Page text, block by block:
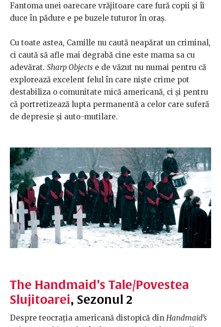
Fantoma unei oarecare vrăjitoare care fură copii și îi
duce în pădure e pe buzele tuturor în oraș.
Cu toate astea, Camille nu caută neapărat un criminal,
ci caută să afle mai degrabă cine este mama sa cu
adevărat. Sharp Objects e de văzut nu numai pentru că
explorează excelent felul în care niște crime pot
destabiliza o comunitate mică americană, ci și pentru
că portretizează lupta permanentă a celor care suferă
de depresie și auto-mutilare.
The Handmaid’s Tale/Povestea
Slujitoarei, Sezonul 2
Despre teocrația americană distopică din Handmaid’s